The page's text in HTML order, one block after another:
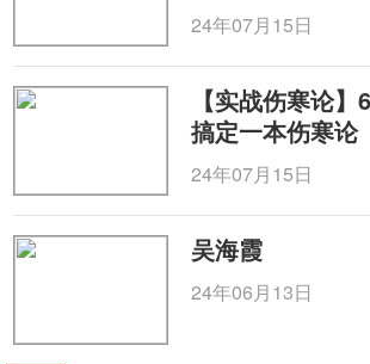
24年07月15日
【实战伤寒论】
搞定一本伤寒论
24年07月15日
吴海霞
24年06月13日